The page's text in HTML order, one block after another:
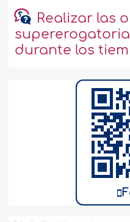
Realizar las
durante los